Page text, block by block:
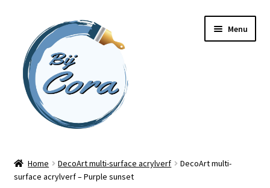
naar
navigatie
inhoud
Menu
Workshops
Home DecoArt multi-surface acrylverf
DecoArt multi-
surface acrylverf – Purple sunset